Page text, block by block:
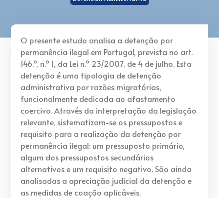
O presente estudo analisa a detenção por
permanência ilegal em Portugal, prevista no art.
146.º, n.º 1, da Lei n.º 23/2007, de 4 de julho. Esta
detenção é uma tipologia de detenção
administrativa por razões migratórias,
funcionalmente dedicada ao afastamento
coercivo. Através da interpretação da legislação
relevante, sistematizam-se os pressupostos e
requisito para a realização da detenção por
permanência ilegal: um pressuposto primário,
algum dos pressupostos secundários
alternativos e um requisito negativo. São ainda
analisadas a apreciação judicial da detenção e
as medidas de coação aplicáveis.